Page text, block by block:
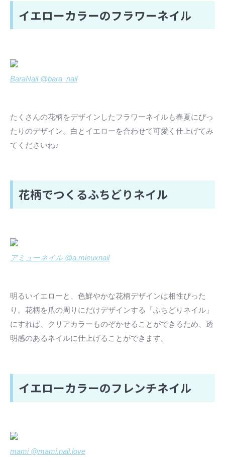
イエローカラーのフラワーネイル
BaraNail @bara_nail
たくさんの花柄をデザインしたフラワーネイルも春夏にぴっ
たりのデザイン。白とイエローを合わせて可愛く仕上げてみ
てくださいね♪
花柄でつくるふちどりネイル
アミューネイル @a.mieuxnail
明るいイエローと、色鮮やかな花柄デザインは相性ぴった
り。花柄を爪の周りにだけデザインする「ふちどりネイル」
にすれば、クリアカラーものぞかせることができるため、透
明感のあるネイルに仕上げることができます。
イエローカラーのフレンチネイル
mami @mami.nail.love